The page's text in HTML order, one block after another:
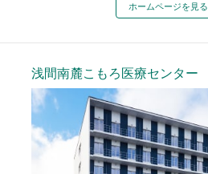
ホームページを見る
浅間南麓こもろ医療センター